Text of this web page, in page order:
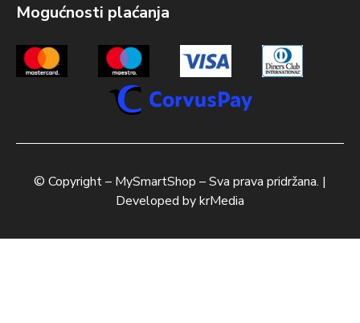
Mogućnosti plaćanja
© Copyright – MySmartShop – Sva prava pridržana. |
Developed bykrMedia